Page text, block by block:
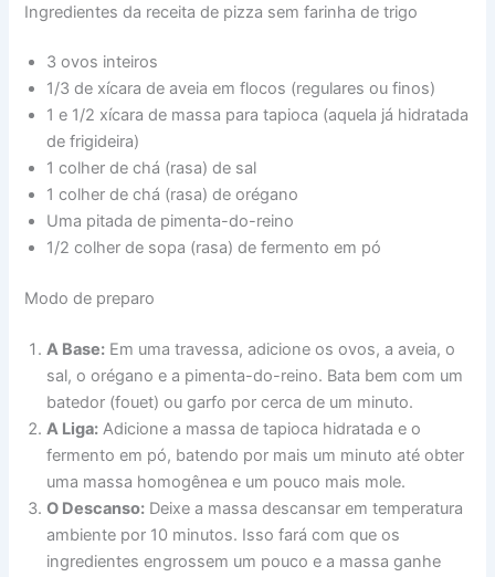
Ingredientes da receita de pizza sem farinha de trigo
3 ovos inteiros
1/3 de xícara de aveia em flocos (regulares ou finos)
1 e 1/2 xícara de massa para tapioca (aquela já hidratada
de frigideira)
1 colher de chá (rasa) de sal
1 colher de chá (rasa) de orégano
Uma pitada de pimenta-do-reino
1/2 colher de sopa (rasa) de fermento em pó
Modo de preparo
A Base: Em uma travessa, adicione os ovos, a aveia, o
sal, o orégano e a pimenta-do-reino. Bata bem com um
batedor (fouet) ou garfo por cerca de um minuto.
A Liga: Adicione a massa de tapioca hidratada e o
fermento em pó, batendo por mais um minuto até obter
uma massa homogênea e um pouco mais mole.
O Descanso: Deixe a massa descansar em temperatura
ambiente por 10 minutos. Isso fará com que os
ingredientes engrossem um pouco e a massa ganhe